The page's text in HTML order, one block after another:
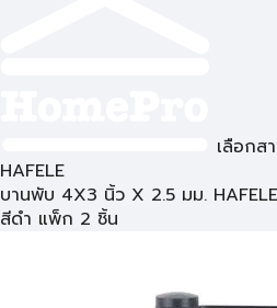
เลือกส
HAFELE
บานพับ 4X3 นิ้ว X 2.5 มม.
สีดำ แพ็ก 2 ชิ้น